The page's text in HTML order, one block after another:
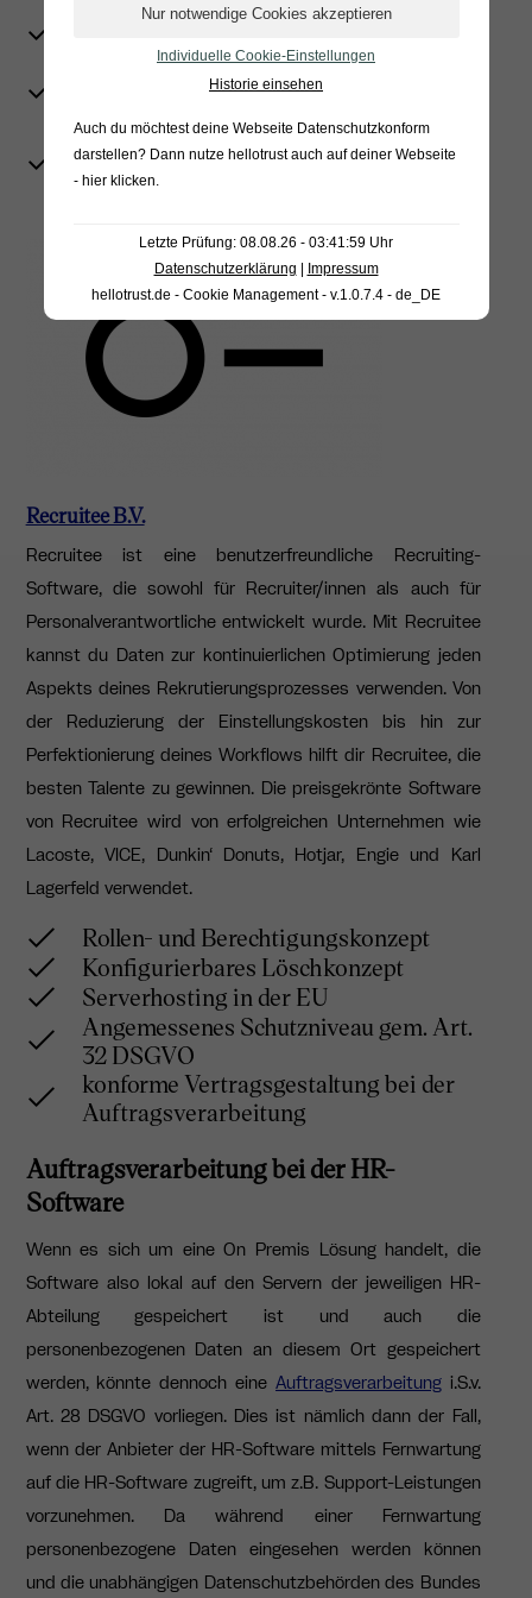
Serverhosting in Deutschland
Hervorragendes Schutzniveau gem.
Art. 32 DSGVO (technische und
organisatorische Maßnahmen)
Hervorragende Vertragsgestaltung bei
der Auftragsverarbeitung
Recruitee B.V.
Recruitee ist eine benutzerfreundliche Recruiting-
Software, die sowohl für Recruiter/innen als auch für
Personalverantwortliche entwickelt wurde. Mit Recruitee
kannst du Daten zur kontinuierlichen Optimierung jeden
Aspekts deines Rekrutierungsprozesses verwenden. Von
der Reduzierung der Einstellungskosten bis hin zur
Perfektionierung deines Workflows hilft dir Recruitee, die
besten Talente zu gewinnen. Die preisgekrönte Software
von Recruitee wird von erfolgreichen Unternehmen wie
Lacoste, VICE, Dunkin‘ Donuts, Hotjar, Engie und Karl
Lagerfeld verwendet.
Rollen- und Berechtigungskonzept
Konfigurierbares Löschkonzept
Serverhosting in der EU
Angemessenes Schutzniveau gem. Art.
32 DSGVO
konforme Vertragsgestaltung bei der
Auftragsverarbeitung
Auftragsverarbeitung bei der HR-
Software
Wenn es sich um eine On Premis Lösung handelt, die
Software also lokal auf den Servern der jeweiligen HR-
Abteilung gespeichert ist und auch die
personenbezogenen Daten an diesem Ort gespeichert
werden, könnte dennoch eine Auftragsverarbeitungi.S.v.
Art. 28 DSGVO vorliegen. Dies ist nämlich dann der Fall,
wenn der Anbieter der HR-Software mittels Fernwartung
auf die HR-Software zugreift, um z.B. Support-Leistungen
vorzunehmen. Da während einer Fernwartung
personenbezogene Daten eingesehen werden können
und die unabhängigen Datenschutzbehörden des Bundes
Individuelle Cookie-Einstellungen
Historie einsehen
Auch du möchtest deine Webseite Datenschutzkonform
darstellen? Dann nutze hellotrust auch auf deiner Webseite
- hier klicken.
Letzte Prüfung: 08.08.26 - 03:41:59 Uhr
Datenschutzerklärung | Impressum
hellotrust.de - Cookie Management - v.1.0.7.4 - de_DE